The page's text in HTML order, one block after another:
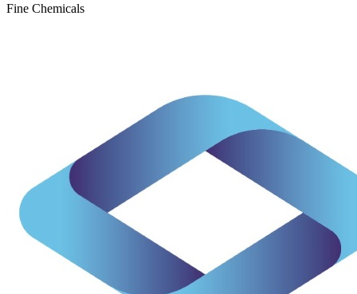
Fine Chemicals